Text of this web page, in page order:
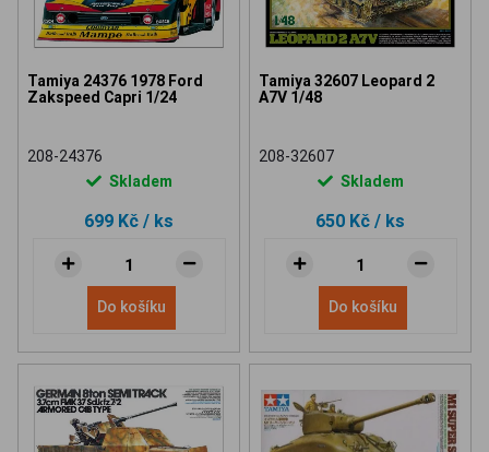
Tamiya 24376 1978 Ford
Zakspeed Capri 1/24
208-24376
Skladem
699 Kč / ks
Do košíku
Tamiya 32607 Leopard 2
A7V 1/48
208-32607
Skladem
650 Kč / ks
Do košíku